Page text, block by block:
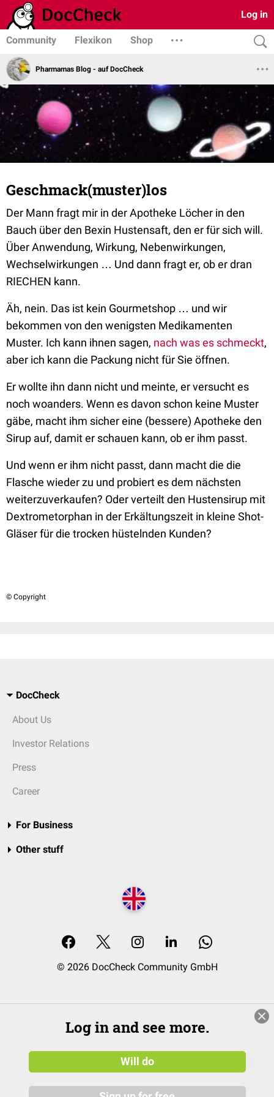
Log in
Community Flexikon Shop
Pharmamas Blog - auf DocCheck
Geschmack(muster)los
Der Mann fragt mir in der Apotheke Löcher in den
Bauch über den Bexin Hustensaft, den er für sich will.
Über Anwendung, Wirkung, Nebenwirkungen,
Wechselwirkungen … Und dann fragt er, ob er dran
RIECHEN kann.
Äh, nein. Das ist kein Gourmetshop … und wir
bekommen von den wenigsten Medikamenten
Muster. Ich kann ihnen sagen, nach was es schmeckt,
aber ich kann die Packung nicht für Sie öffnen.
Er wollte ihn dann nicht und meinte, er versucht es
noch woanders. Wenn es davon schon keine Muster
gäbe, macht ihm sicher eine (bessere) Apotheke den
Sirup auf, damit er schauen kann, ob er ihm passt.
Und wenn er ihm nicht passt, dann macht die die
Flasche wieder zu und probiert es dem nächsten
weiterzuverkaufen? Oder verteilt den Hustensirup mit
Dextrometorphan in der Erkältungszeit in kleine Shot-
Gläser für die trocken hüstelnden Kunden?
© Copyright
DocCheck
About Us
Investor Relations
Press
Career
For Business
Other stuff
© 2026 DocCheck Community GmbH
Log in and see more.
Will do